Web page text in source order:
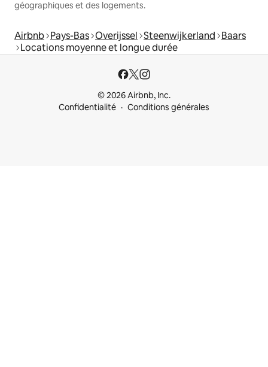
géographiques et des logements.
Airbnb Pays-Bas Overijssel Steenwijkerland Baars
Locations moyenne et longue durée
© 2026 Airbnb, Inc.
Confidentialité
Conditions générales